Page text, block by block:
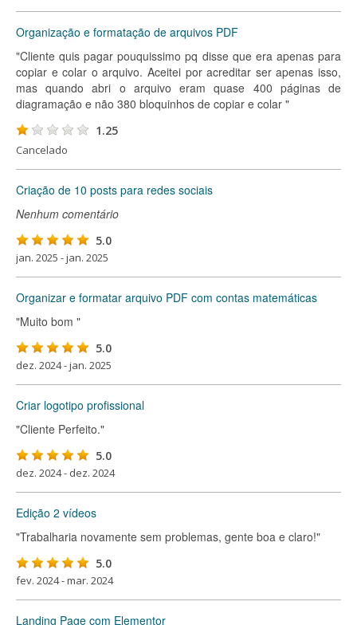
Organização e formatação de arquivos PDF
"Cliente quis pagar pouquissimo pq disse que era apenas para
copiar e colar o arquivo. Aceitei por acreditar ser apenas isso,
mas quando abri o arquivo eram quase 400 páginas de
diagramação e não 380 bloquinhos de copiar e colar "
1.25
Cancelado
Criação de 10 posts para redes sociais
Nenhum comentário
5.0
jan. 2025 - jan. 2025
Organizar e formatar arquivo PDF com contas matemáticas
"Muito bom "
5.0
dez. 2024 - jan. 2025
Criar logotipo profissional
"Cliente Perfeito."
5.0
dez. 2024 - dez. 2024
Edição 2 vídeos
"Trabalharia novamente sem problemas, gente boa e claro!"
5.0
fev. 2024 - mar. 2024
Landing Page com Elementor